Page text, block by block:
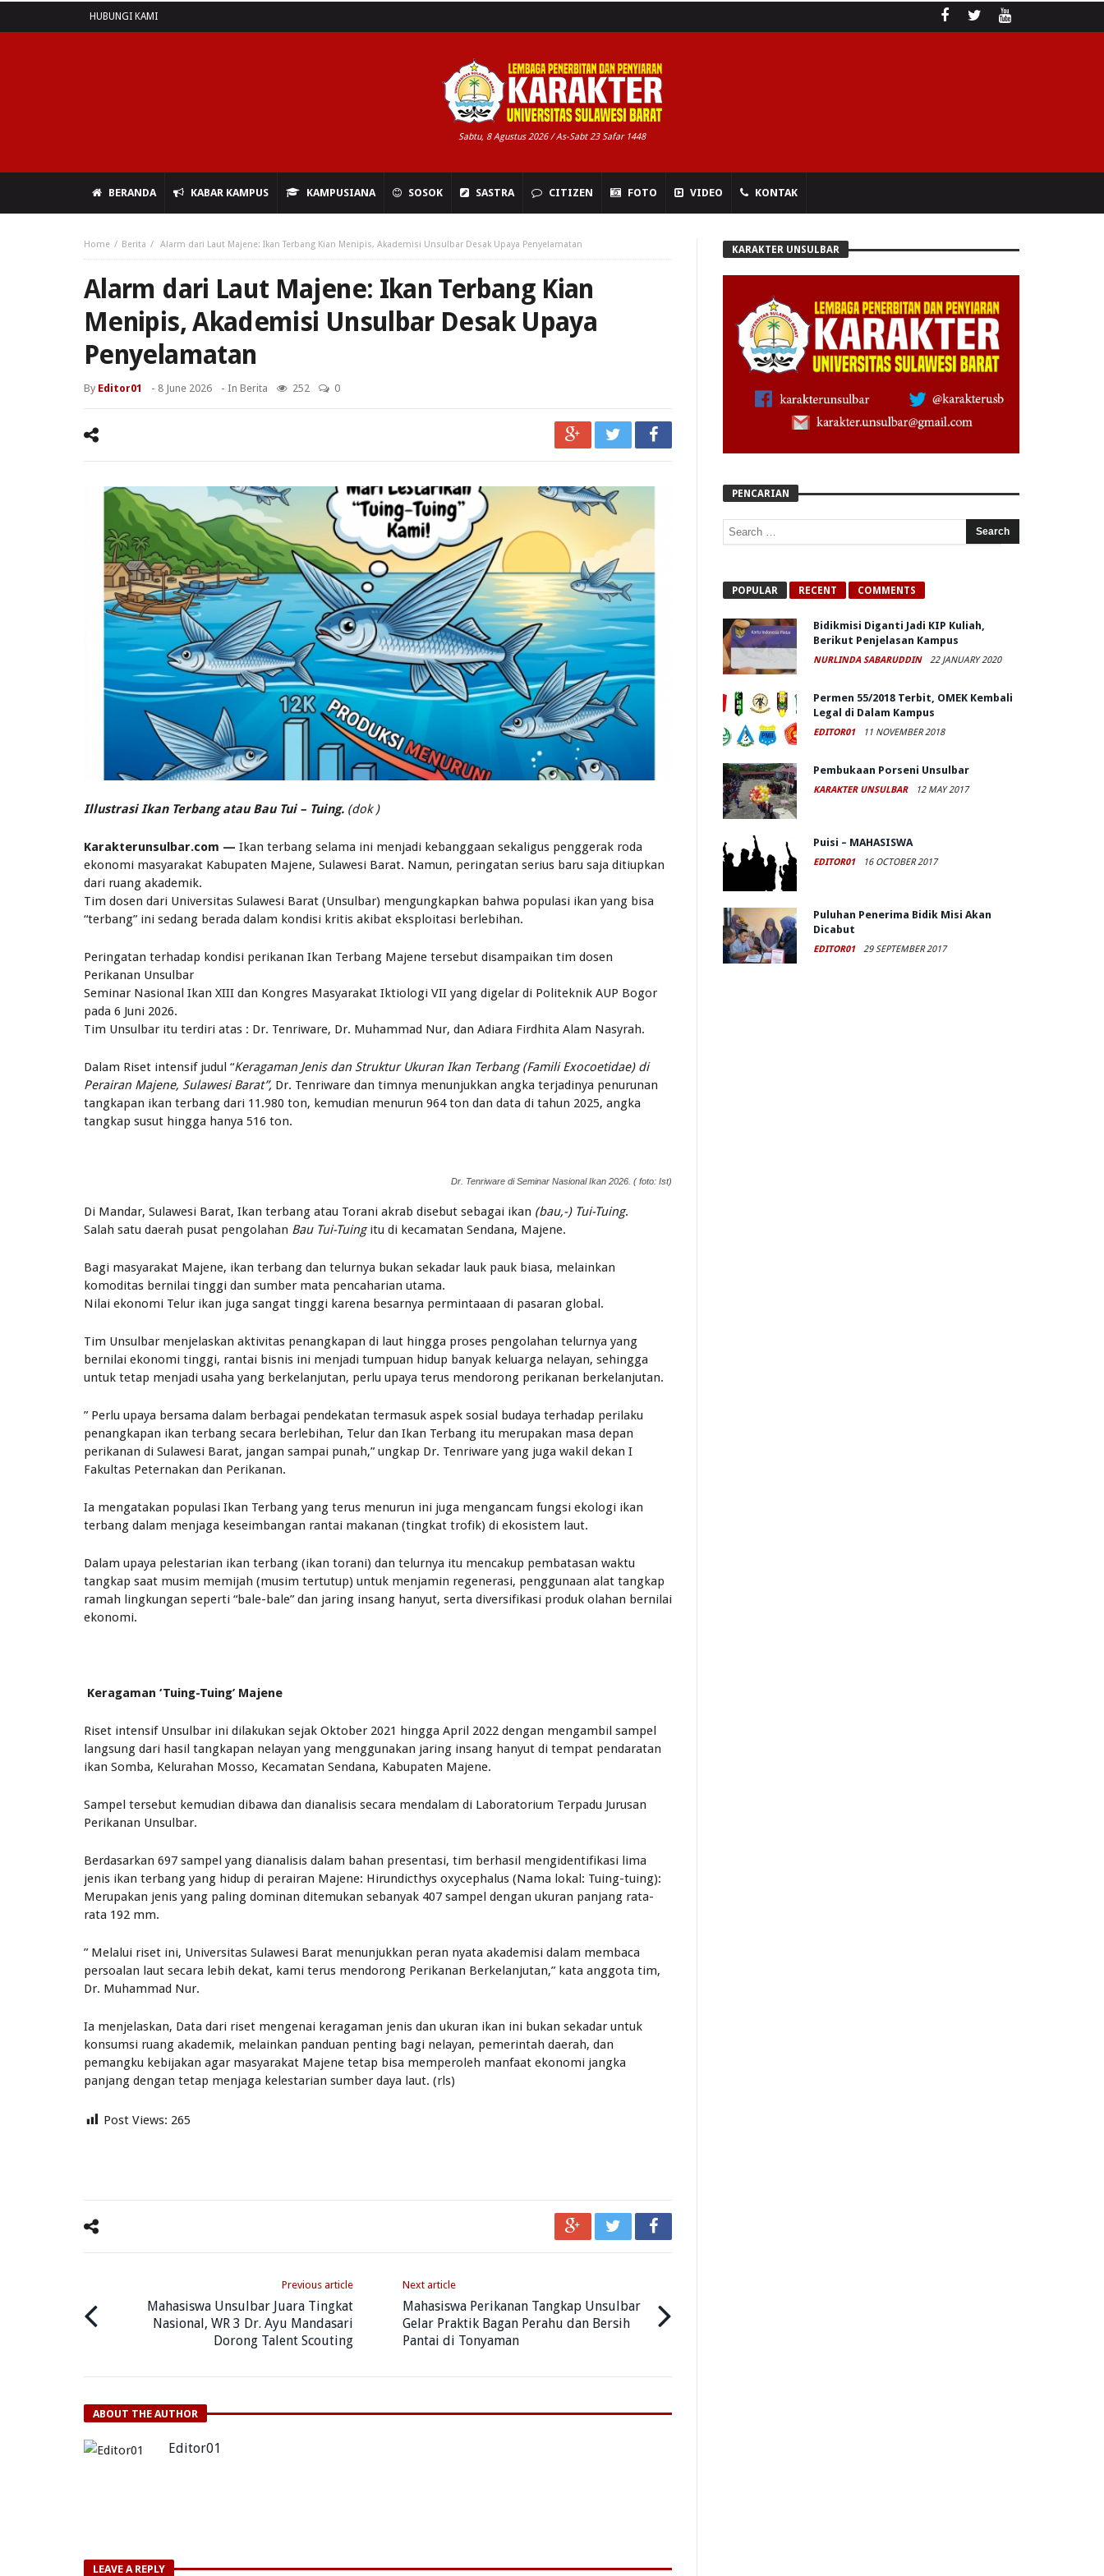
HUBUNGI KAMI
Sabtu, 8 Agustus 2026 / As-Sabt 23 Safar 1448
BERANDA KABAR KAMPUS KAMPUSIANA SOSOK SASTRA CITIZEN FOTO VIDEO KONTAK
Home Berita Alarm dari Laut Majene: Ikan Terbang Kian Menipis, Akademisi Unsulbar Desak Upaya Penyelamatan
Alarm dari Laut Majene: Ikan Terbang Kian
Menipis, Akademisi Unsulbar Desak Upaya
Penyelamatan
By Editor01 - 8 June 2026 - In Berita 252 0
Illustrasi Ikan Terbang atau Bau Tui – Tuing. (dok )
Karakterunsulbar.com — Ikan terbang selama ini menjadi kebanggaan sekaligus penggerak roda
ekonomi masyarakat Kabupaten Majene, Sulawesi Barat. Namun, peringatan serius baru saja ditiupkan
dari ruang akademik.
Tim dosen dari Universitas Sulawesi Barat (Unsulbar) mengungkapkan bahwa populasi ikan yang bisa
“terbang” ini sedang berada dalam kondisi kritis akibat eksploitasi berlebihan.
Peringatan terhadap kondisi perikanan Ikan Terbang Majene tersebut disampaikan tim dosen
Perikanan Unsulbar
Seminar Nasional Ikan XIII dan Kongres Masyarakat Iktiologi VII yang digelar di Politeknik AUP Bogor
pada 6 Juni 2026.
Tim Unsulbar itu terdiri atas : Dr. Tenriware, Dr. Muhammad Nur, dan Adiara Firdhita Alam Nasyrah.
Dalam Riset intensif judul “Keragaman Jenis dan Struktur Ukuran Ikan Terbang (Famili Exocoetidae) di
Perairan Majene, Sulawesi Barat”, Dr. Tenriware dan timnya menunjukkan angka terjadinya penurunan
tangkapan ikan terbang dari 11.980 ton, kemudian menurun 964 ton dan data di tahun 2025, angka
tangkap susut hingga hanya 516 ton.
Dr. Tenriware di Seminar Nasional Ikan 2026. ( foto: Ist)
Di Mandar, Sulawesi Barat, Ikan terbang atau Torani akrab disebut sebagai ikan (bau,-) Tui-Tuing.
Salah satu daerah pusat pengolahan Bau Tui-Tuingitu di kecamatan Sendana, Majene.
Bagi masyarakat Majene, ikan terbang dan telurnya bukan sekadar lauk pauk biasa, melainkan
komoditas bernilai tinggi dan sumber mata pencaharian utama.
Nilai ekonomi Telur ikan juga sangat tinggi karena besarnya permintaaan di pasaran global.
Tim Unsulbar menjelaskan aktivitas penangkapan di laut hingga proses pengolahan telurnya yang
bernilai ekonomi tinggi, rantai bisnis ini menjadi tumpuan hidup banyak keluarga nelayan, sehingga
untuk tetap menjadi usaha yang berkelanjutan, perlu upaya terus mendorong perikanan berkelanjutan.
” Perlu upaya bersama dalam berbagai pendekatan termasuk aspek sosial budaya terhadap perilaku
penangkapan ikan terbang secara berlebihan, Telur dan Ikan Terbang itu merupakan masa depan
perikanan di Sulawesi Barat, jangan sampai punah,” ungkap Dr. Tenriware yang juga wakil dekan I
Fakultas Peternakan dan Perikanan.
Ia mengatakan populasi Ikan Terbang yang terus menurun ini juga mengancam fungsi ekologi ikan
terbang dalam menjaga keseimbangan rantai makanan (tingkat trofik) di ekosistem laut.
Dalam upaya pelestarian ikan terbang (ikan torani) dan telurnya itu mencakup pembatasan waktu
tangkap saat musim memijah (musim tertutup) untuk menjamin regenerasi, penggunaan alat tangkap
ramah lingkungan seperti “bale-bale” dan jaring insang hanyut, serta diversifikasi produk olahan bernilai
ekonomi.
Keragaman ‘Tuing-Tuing’ Majene
Riset intensif Unsulbar ini dilakukan sejak Oktober 2021 hingga April 2022 dengan mengambil sampel
langsung dari hasil tangkapan nelayan yang menggunakan jaring insang hanyut di tempat pendaratan
ikan Somba, Kelurahan Mosso, Kecamatan Sendana, Kabupaten Majene.
Sampel tersebut kemudian dibawa dan dianalisis secara mendalam di Laboratorium Terpadu Jurusan
Perikanan Unsulbar.
Berdasarkan 697 sampel yang dianalisis dalam bahan presentasi, tim berhasil mengidentifikasi lima
jenis ikan terbang yang hidup di perairan Majene: Hirundicthys oxycephalus (Nama lokal: Tuing-tuing):
Merupakan jenis yang paling dominan ditemukan sebanyak 407 sampel dengan ukuran panjang rata-
rata 192 mm.
” Melalui riset ini, Universitas Sulawesi Barat menunjukkan peran nyata akademisi dalam membaca
persoalan laut secara lebih dekat, kami terus mendorong Perikanan Berkelanjutan,” kata anggota tim,
Dr. Muhammad Nur.
Ia menjelaskan, Data dari riset mengenai keragaman jenis dan ukuran ikan ini bukan sekadar untuk
konsumsi ruang akademik, melainkan panduan penting bagi nelayan, pemerintah daerah, dan
pemangku kebijakan agar masyarakat Majene tetap bisa memperoleh manfaat ekonomi jangka
panjang dengan tetap menjaga kelestarian sumber daya laut. (rls)
Post Views: 265
Previous article
Mahasiswa Unsulbar Juara Tingkat
Nasional, WR 3 Dr. Ayu Mandasari
Dorong Talent Scouting
Next article
Mahasiswa Perikanan Tangkap Unsulbar
Gelar Praktik Bagan Perahu dan Bersih
Pantai di Tonyaman
ABOUT THE AUTHOR
Editor01
LEAVE A REPLY
KARAKTER UNSULBAR
PENCARIAN
POPULAR RECENT COMMENTS
Bidikmisi Diganti Jadi KIP Kuliah,
Berikut Penjelasan Kampus
NURLINDA SABARUDDIN 22 JANUARY 2020
Permen 55/2018 Terbit, OMEK Kembali
Legal di Dalam Kampus
EDITOR01 11 NOVEMBER 2018
Pembukaan Porseni Unsulbar
KARAKTER UNSULBAR 12 MAY 2017
Puisi – MAHASISWA
EDITOR01 16 OCTOBER 2017
Puluhan Penerima Bidik Misi Akan
Dicabut
EDITOR01 29 SEPTEMBER 2017